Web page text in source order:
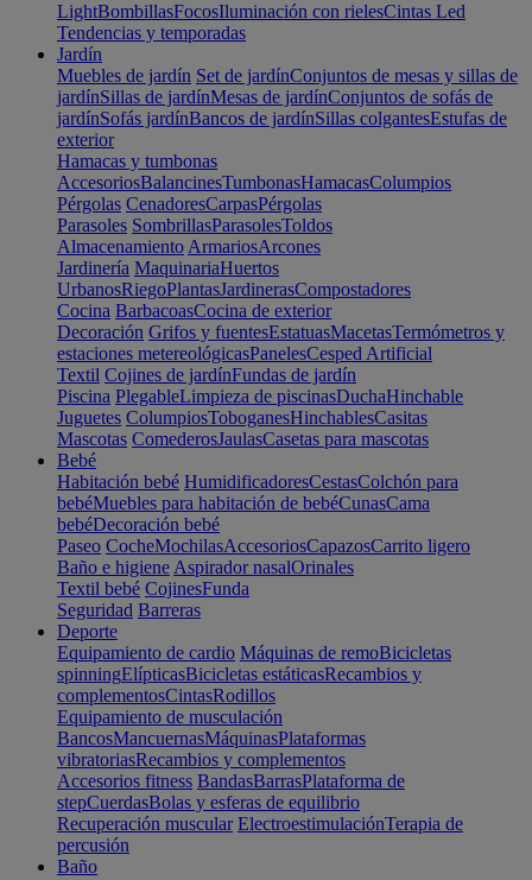
LightBombillasFocosIluminación con rielesCintas Led
Tendencias y temporadas
Jardín
Muebles de jardín Set de jardínConjuntos de mesas y sillas de
jardínSillas de jardínMesas de jardínConjuntos de sofás de
jardínSofás jardínBancos de jardínSillas colgantesEstufas de
exterior
Hamacas y tumbonas
AccesoriosBalancinesTumbonasHamacasColumpios
Pérgolas CenadoresCarpasPérgolas
Parasoles SombrillasParasolesToldos
Almacenamiento ArmariosArcones
Jardinería MaquinariaHuertos
UrbanosRiegoPlantasJardinerasCompostadores
Cocina BarbacoasCocina de exterior
Decoración Grifos y fuentesEstatuasMacetasTermómetros y
estaciones metereológicasPanelesCesped Artificial
Textil Cojines de jardínFundas de jardín
Piscina PlegableLimpieza de piscinasDuchaHinchable
Juguetes ColumpiosToboganesHinchablesCasitas
Mascotas ComederosJaulasCasetas para mascotas
Bebé
Habitación bebé HumidificadoresCestasColchón para
bebéMuebles para habitación de bebéCunasCama
bebéDecoración bebé
Paseo CocheMochilasAccesoriosCapazosCarrito ligero
Baño e higiene Aspirador nasalOrinales
Textil bebé CojinesFunda
Seguridad Barreras
Deporte
Equipamiento de cardio Máquinas de remoBicicletas
spinningElípticasBicicletas estáticasRecambios y
complementosCintasRodillos
Equipamiento de musculación
BancosMancuernasMáquinasPlataformas
vibratoriasRecambios y complementos
Accesorios fitness BandasBarrasPlataforma de
stepCuerdasBolas y esferas de equilibrio
Recuperación muscular ElectroestimulaciónTerapia de
percusión
Baño